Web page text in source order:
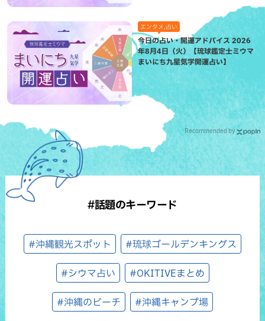
エンタメ,占い
今日の占い・開運アドバイス 2026
年8月4日（火）【琉球鑑定士ミウマ
まいにち九星気学開運占い】
Recommended by
#話題のキーワード
#沖縄観光スポット #琉球ゴールデンキングス
#シウマ占い #OKITIVEまとめ
#沖縄のビーチ #沖縄キャンプ場